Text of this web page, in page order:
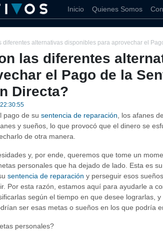
Inicio Quienes Somos
diferentes alternativas disponibles para aprovechar el
las diferentes
el Pago de la
Directa?
pago de su sentencia de reparación , los afanes
y sueños, lo que provocó que el dinero se
de otra manera.
y, por ende, queremos que tome un
personales que ha dejado de lado. Esta es
sentencia de reparación y perseguir esos
Por esta razón, estamos aquí para ayudarle a
según el tiempo en que desee lograrlas,
ser esas metas o sueños en los que podría
personales?